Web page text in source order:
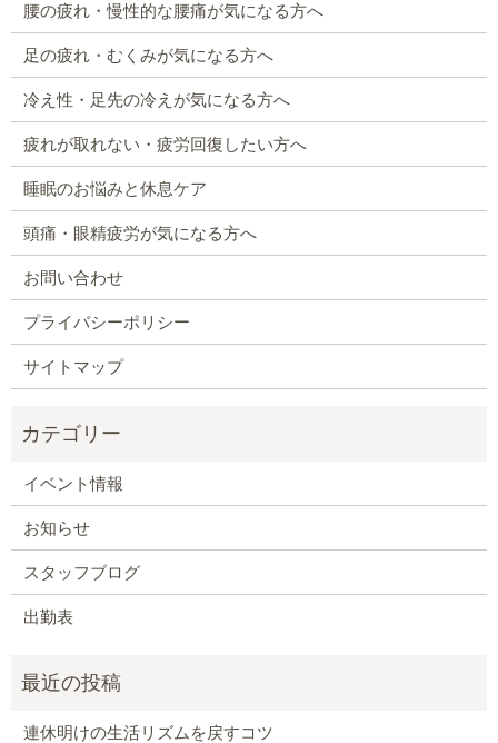
腰の疲れ・慢性的な腰痛が気になる方へ
足の疲れ・むくみが気になる方へ
冷え性・足先の冷えが気になる方へ
疲れが取れない・疲労回復したい方へ
睡眠のお悩みと休息ケア
頭痛・眼精疲労が気になる方へ
お問い合わせ
プライバシーポリシー
サイトマップ
イベント情報
お知らせ
スタッフブログ
出勤表
連休明けの生活リズムを戻すコツ